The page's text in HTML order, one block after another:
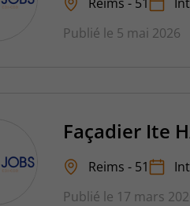
Publié le 5 mai 2026
Façadier Ite
Reims - 51
Publié le 17 mars